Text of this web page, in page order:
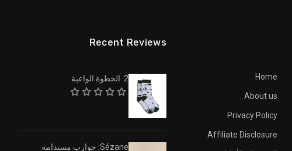
Home
About us
Privacy Policy
Affiliate Disclosure
Recent Reviews
2. الخطوة الواعية
Sézane: جوارب مستدامة